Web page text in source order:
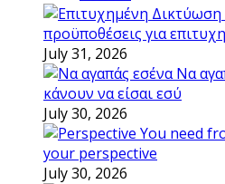
προϋποθέσεις για
July 31, 2026
Να
κάνουν να είσαι εσύ
July 30, 2026
You need
your perspective
July 30, 2026